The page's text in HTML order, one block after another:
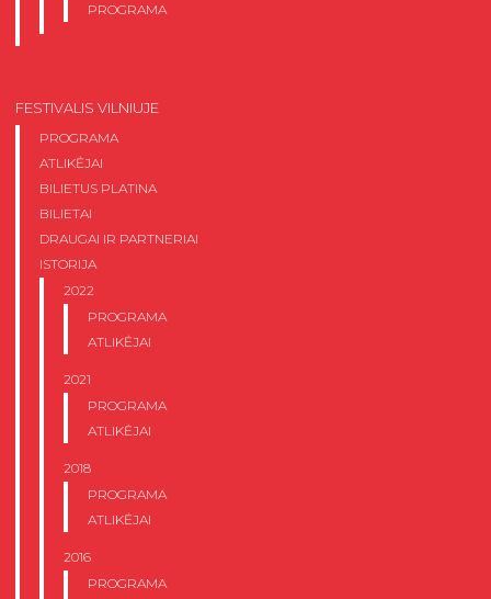
PROGRAMA
FESTIVALIS VILNIUJE
PROGRAMA
ATLIKĖJAI
BILIETUS PLATINA
BILIETAI
DRAUGAI IR PARTNERIAI
ISTORIJA
2022
PROGRAMA
ATLIKĖJAI
2021
PROGRAMA
ATLIKĖJAI
2018
PROGRAMA
ATLIKĖJAI
2016
PROGRAMA